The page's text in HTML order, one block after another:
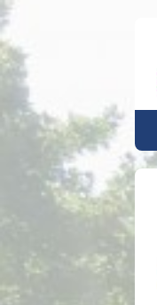
Ga
naar
de
inhoud